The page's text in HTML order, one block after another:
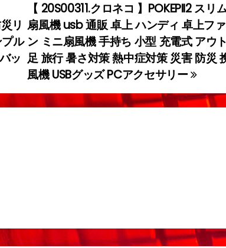
【 20S00311.クロネコ 】POKEPII2 ス
扇風機 usb 通販 卓上 ハンディ 卓上フ
ン ミニ扇風機 手持ち 小型 充電式 アウ
足 旅行 暑さ対策 熱中症対策 災害 防災
風機 USBグッズ PCアクセサリー
リ
ル
ッ